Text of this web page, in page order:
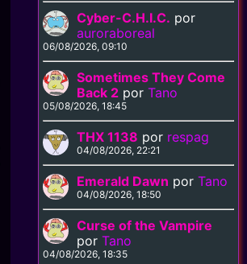
Cyber-C.H.I.C. por
auroraboreal
06/08/2026, 09:10
Sometimes They Come
Back 2 porTano
05/08/2026, 18:45
THX 1138 por respag
04/08/2026, 22:21
Emerald Dawn porTano
04/08/2026, 18:50
Curse of the Vampire
porTano
04/08/2026, 18:35